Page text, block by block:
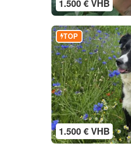
1.500 € VHB
1.500 € VHB
TOP